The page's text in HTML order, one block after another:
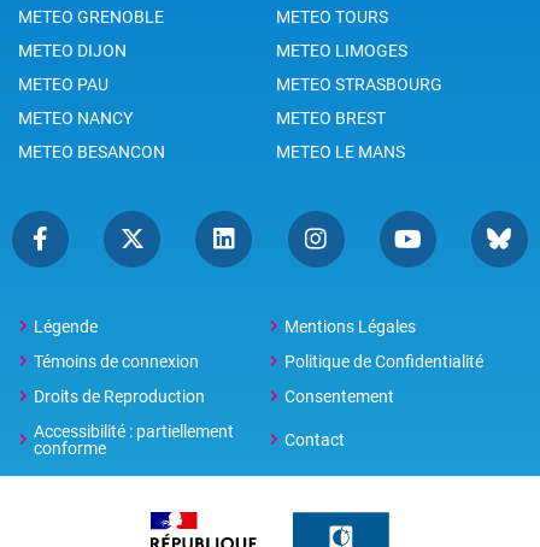
METEO GRENOBLE
METEO TOURS
METEO DIJON
METEO LIMOGES
METEO PAU
METEO STRASBOURG
METEO NANCY
METEO BREST
METEO BESANCON
METEO LE MANS
Légende
Mentions Légales
Témoins de connexion
Politique de Confidentialité
Droits de Reproduction
Consentement
Accessibilité : partiellement
conforme
Contact